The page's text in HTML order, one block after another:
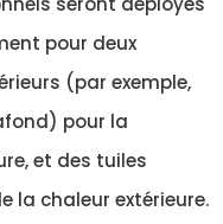
pour deux
(par exemple,
pour la
et des tuiles
la chaleur extérieure.